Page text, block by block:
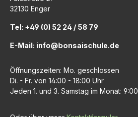
32130 Enger
Tel: +49 (0) 52 24 / 58 79
E-Mail: info@bonsaischule.de
Öffnungszeiten: Mo. geschlossen
Di. - Fr. von 14:00 - 18:00 Uhr
Jeden 1. und 3. Samstag im Monat: